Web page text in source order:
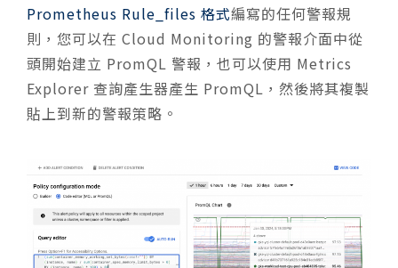
Prometheus Rule_files 格式編寫的任何警報規
則，您可以在 Cloud Monitoring 的警報介面中從
頭開始建立 PromQL 警報，也可以使用 Metrics
Explorer 查詢產生器產生 PromQL，然後將其複製
貼上到新的警報策略。